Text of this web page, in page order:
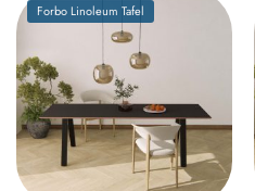
Forbo Linoleum Tafel